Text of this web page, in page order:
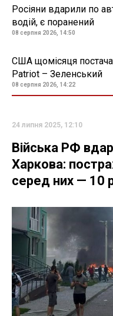
Росіяни вдарили по
водій, є поранений
08 серпня 2026, 14:50
США щомісяця
Patriot – Зеленський
08 серпня 2026, 14:22
24 липня 2025, 12:10
Війська РФ
Харкова:
серед них — 10